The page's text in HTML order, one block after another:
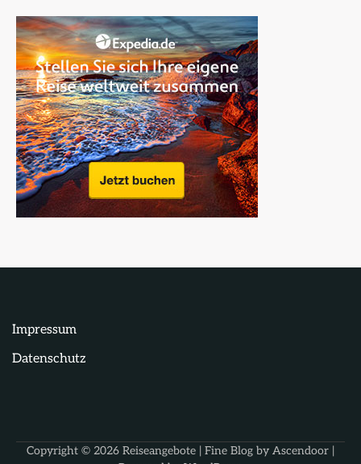
Impressum
Datenschutz
Copyright © 2026 Reiseangebote | Fine Blog by Ascendoor |